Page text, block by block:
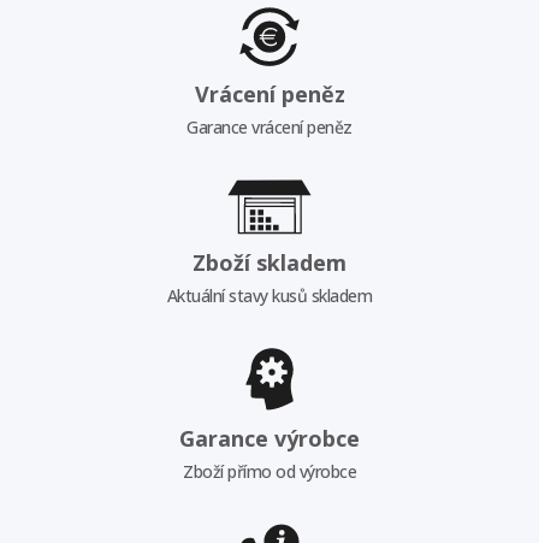
Vrácení peněz
Garance vrácení peněz
Zboží skladem
Aktuální stavy kusů skladem
Garance výrobce
Zboží přímo od výrobce